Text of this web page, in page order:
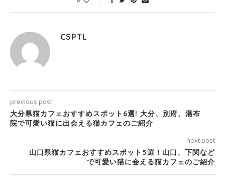
CSPTL
previous post
大分県猫カフェおすすめスポット6選! 大分、別府、湯布
院で可愛い猫に出会える猫カフェのご紹介
next post
山口県猫カフェおすすめスポット5選！山口、下関など
で可愛い猫に会える猫カフェのご紹介